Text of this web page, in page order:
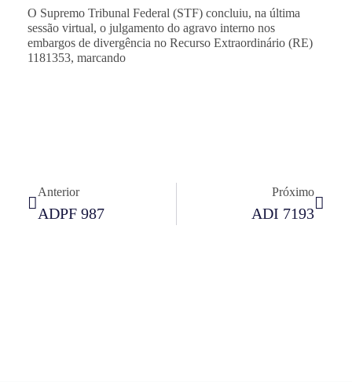
O Supremo Tribunal Federal (STF) concluiu, na última
sessão virtual, o julgamento do agravo interno nos
embargos de divergência no Recurso Extraordinário (RE)
1181353, marcando
Anterior
ADPF 987
Próximo
ADI 7193